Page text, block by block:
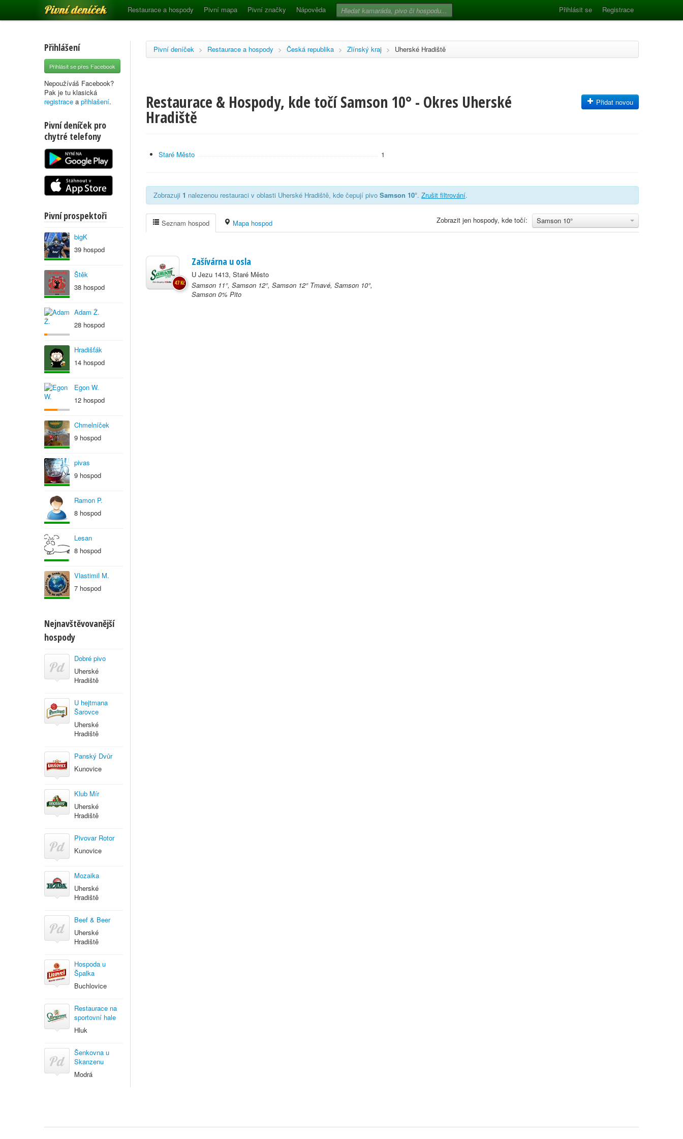
Pivní deníček Restaurace a hospody Pivní mapa Pivní značky Nápověda Přihlásit se Registrace
Přihlášení
Přihlásit se přes Facebook
Nepoužíváš Facebook?
Pak je tu klasická
registrace a přihlašení.
Pivní deníček pro
chytré telefony
Pivní prospektoři
bigK
39 hospod
Štěk
38 hospod
Adam Ž.
28 hospod
Hradišťák
14 hospod
Egon W.
12 hospod
Chmelníček
9 hospod
pivas
9 hospod
Ramon P.
8 hospod
Lesan
8 hospod
Vlastimil M.
7 hospod
Nejnavštěvovanější
hospody
Dobré pivo
Uherské
Hradiště
U hejtmana
Šarovce
Uherské
Hradiště
Panský Dvůr
Kunovice
Klub Mír
Uherské
Hradiště
Pivovar Rotor
Kunovice
Mozaika
Uherské
Hradiště
Beef & Beer
Uherské
Hradiště
Hospoda u
Špalka
Buchlovice
Restaurace na
sportovní hale
Hluk
Šenkovna u
Skanzenu
Modrá
Pivní deníček > Restaurace a hospody > Česká republika > Zlínský kraj > Uherské Hradiště
Restaurace & Hospody, kde točí Samson 10° - Okres Uherské
Hradiště
Přidat novou
Staré Město 1
Zobrazuji 1 nalezenou restauraci v oblasti Uherské Hradiště, kde čepují pivo Samson 10°. Zrušit filtrování.
Samson 10°
Zobrazit jen hospody, kde točí:
Seznam hospod Mapa hospod
Zašívárna u osla
U Jezu 1413, Staré Město
Samson 11°, Samson 12°, Samson 12° Tmavé, Samson 10°,
Samson 0% Pito
47 Kč